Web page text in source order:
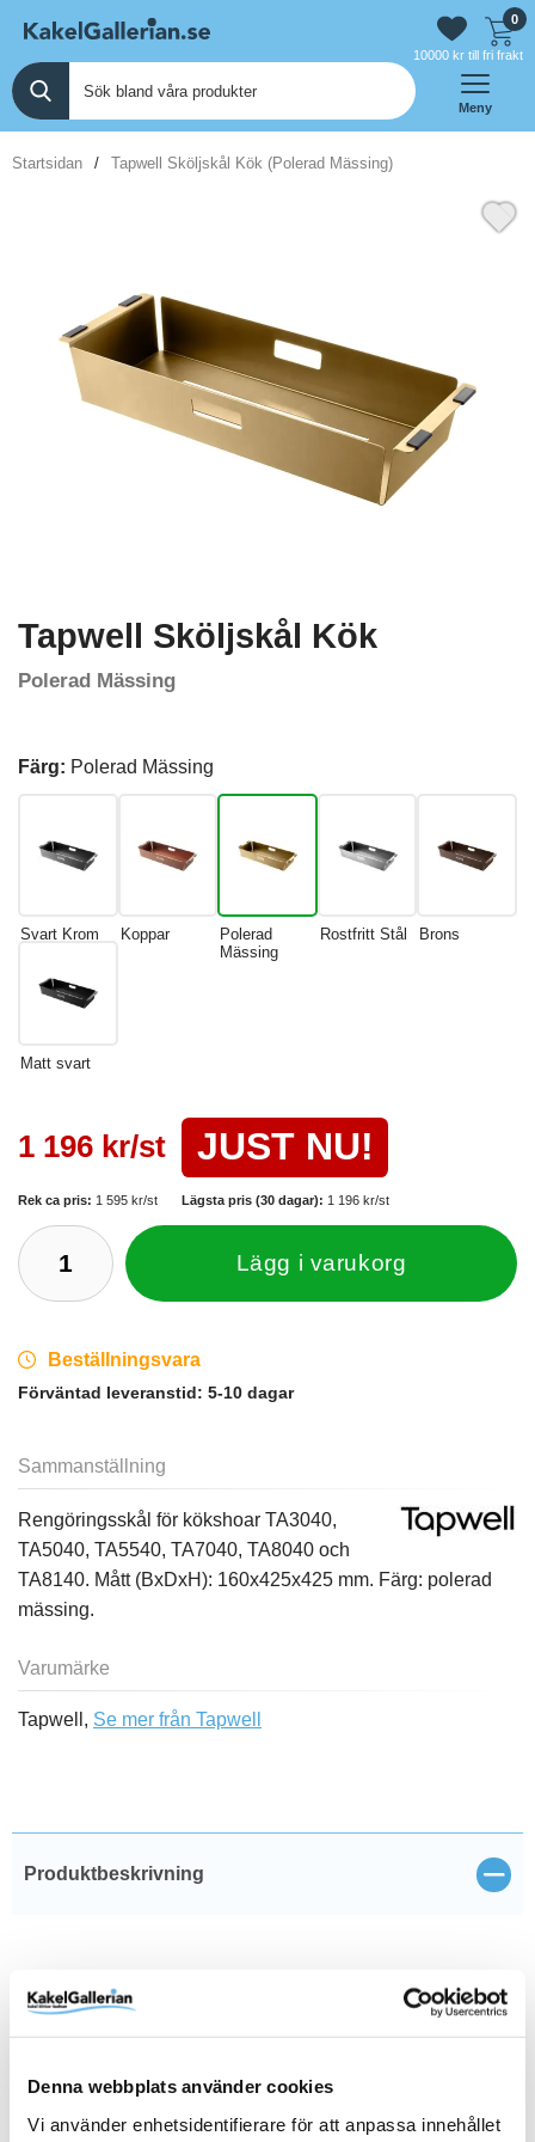
Denna webbplats använder cookies
Vi använder enhetsidentifierare för att anpassa innehållet
0
10000 kr till fri frakt
Meny
Startsidan Tapwell Sköljskål Kök (Polerad Mässing)
Tapwell Sköljskål Kök
Polerad Mässing
Färg: Polerad Mässing
Svart Krom Koppar
Polerad
Mässing
Rostfritt Stål Brons
Matt svart
1 196 kr/st JUST NU!
Rek ca pris: 1 595 kr/st Lägsta pris (30 dagar): 1 196 kr/st
Lägg i varukorg
Beställningsvara
Förväntad leveranstid: 5-10 dagar
Sammanställning
Rengöringsskål för kökshoar TA3040,
TA5040, TA5540, TA7040, TA8040 och
TA8140. Mått (BxDxH): 160x425x425 mm. Färg: polerad
mässing.
Varumärke
Tapwell, Se mer från Tapwell
Produktbeskrivning Stäng
Produktinformation
SKU / artikelnummer: 9420670-TW